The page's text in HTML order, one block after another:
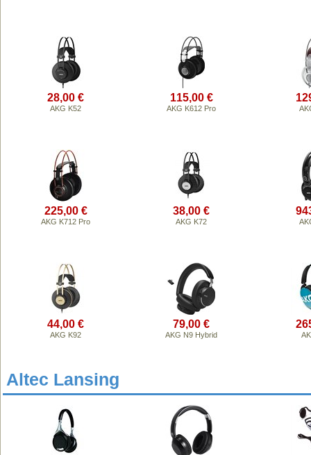
28,00 €
AKG K52
115,00 €
AKG K612 Pro
225,00 €
AKG K712 Pro
38,00 €
AKG K72
44,00 €
AKG K92
79,00 €
AKG N9 Hybrid
Altec Lansing